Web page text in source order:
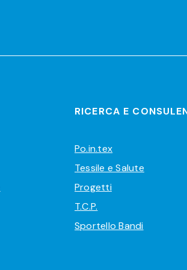
RICERCA E
Po.in.tex
Tessile e Salute
Progetti
T.C.P.
Sportello Bandi